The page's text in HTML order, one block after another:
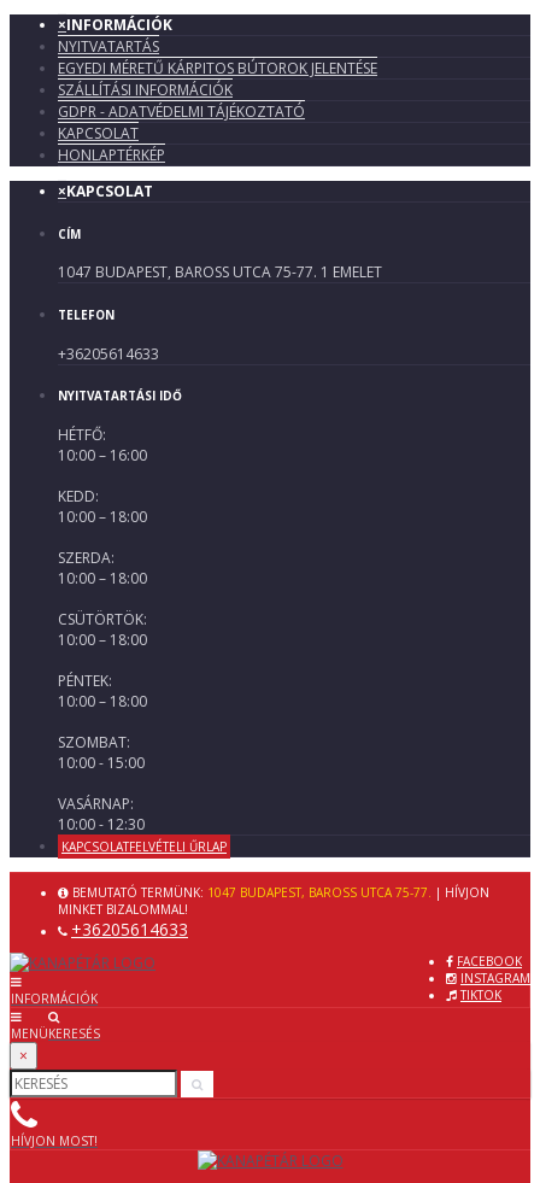
×INFORMÁCIÓK
NYITVATARTÁS
EGYEDI MÉRETŰ KÁRPITOS BÚTOROK JELENTÉSE
SZÁLLÍTÁSI INFORMÁCIÓK
GDPR - ADATVÉDELMI TÁJÉKOZTATÓ
KAPCSOLAT
HONLAPTÉRKÉP
×KAPCSOLAT
CÍM
1047 BUDAPEST, BAROSS UTCA 75-77. 1 EMELET
TELEFON
+36205614633
NYITVATARTÁSI IDŐ
HÉTFŐ:
10:00 – 16:00
KEDD:
10:00 – 18:00
SZERDA:
10:00 – 18:00
CSÜTÖRTÖK:
10:00 – 18:00
PÉNTEK:
10:00 – 18:00
SZOMBAT:
10:00 - 15:00
VASÁRNAP:
10:00 - 12:30
KAPCSOLATFELVÉTELI ŰRLAP
BEMUTATÓ TERMÜNK: 1047 BUDAPEST, BAROSS UTCA 75-77.
| HÍVJON
MINKET BIZALOMMAL!
+36205614633
FACEBOOK
INSTAGRAM
TIKTOK
INFORMÁCIÓK
MENÜKERESÉS
×
HÍVJON MOST!